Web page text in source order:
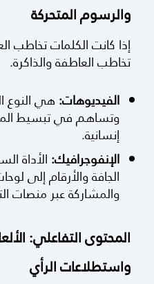
والرسوم المتحركة
إذا كانت الكلمات تخاطب
تخاطب العاطفة والذاكرة.
الفيديوهات: هي النوع
وتساهم في تبسيط
إنسانية.
الإنفوجرافيك: الأداة
الجافة والأرقام إلى
والمشاركة عبر منصات
المحتوى التفاعلي:
واستطلاعات الرأي